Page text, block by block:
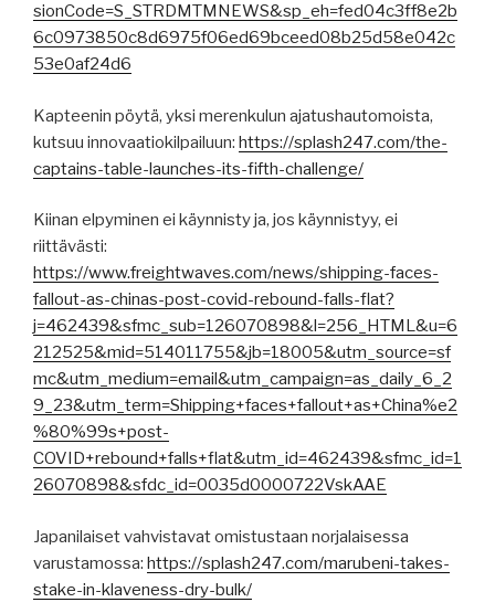
sionCode=S_STRDMTMNEWS&sp_eh=fed04c3ff8e2b
6c0973850c8d6975f06ed69bceed08b25d58e042c
53e0af24d6
Kapteenin pöytä, yksi merenkulun ajatushautomoista,
kutsuu innovaatiokilpailuun: https://splash247.com/the-
captains-table-launches-its-fifth-challenge/
Kiinan elpyminen ei käynnisty ja, jos käynnistyy, ei
riittävästi:
https://www.freightwaves.com/news/shipping-faces-
fallout-as-chinas-post-covid-rebound-falls-flat?
j=462439&sfmc_sub=126070898&l=256_HTML&u=6
212525&mid=514011755&jb=18005&utm_source=sf
mc&utm_medium=email&utm_campaign=as_daily_6_2
9_23&utm_term=Shipping+faces+fallout+as+China%e2
%80%99s+post-
COVID+rebound+falls+flat&utm_id=462439&sfmc_id=1
26070898&sfdc_id=0035d0000722VskAAE
Japanilaiset vahvistavat omistustaan norjalaisessa
varustamossa: https://splash247.com/marubeni-takes-
stake-in-klaveness-dry-bulk/